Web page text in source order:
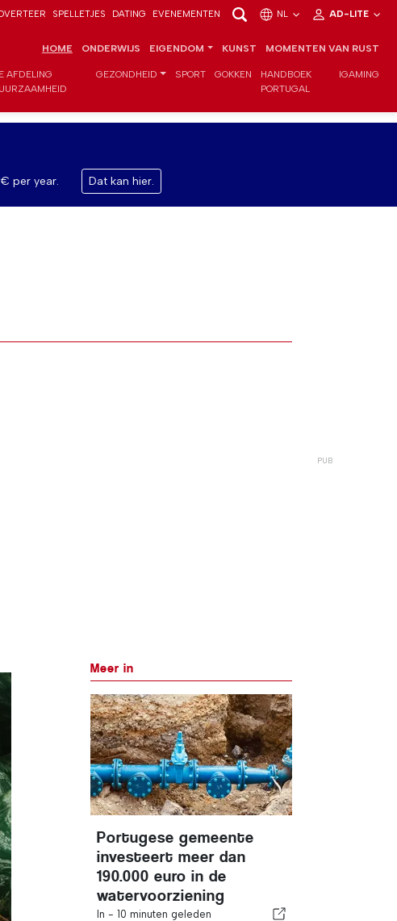
SPELLETJES DATING EVENEMENTEN NL AD-LITE
HOME ONDERWIJS EIGENDOM KUNST MOMENTEN VAN RUST
AFDELING
GEZONDHEID SPORT GOKKEN
HANDBOEK
PORTUGAL
IGAMING
per year. Dat kan hier.
Meer in
Portugese gemeente
investeert meer dan
190.000 euro in de
watervoorziening
In - 10 minuten geleden